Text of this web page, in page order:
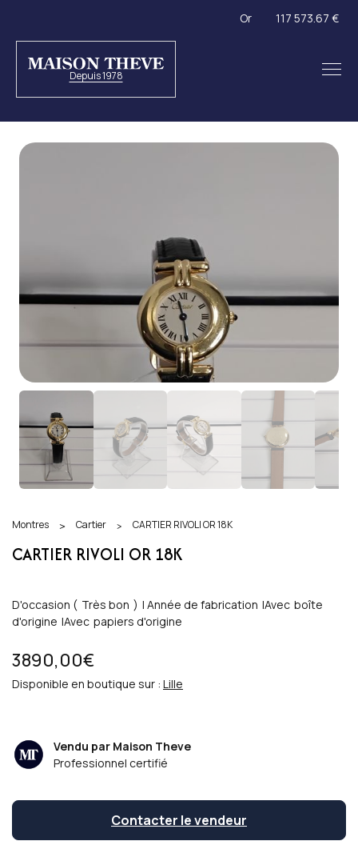
Or 117 573.67 €
Depuis 1978
Montres > Cartier > CARTIER RIVOLI OR 18K
CARTIER RIVOLI OR 18K
D'occasion ( Très bon ) | Année de fabrication |Avec boîte
d'origine |Avec papiers d'origine
3890,00€
Disponible en boutique sur : Lille
Vendu par Maison Theve
Professionnel certifié
Contacter le vendeur